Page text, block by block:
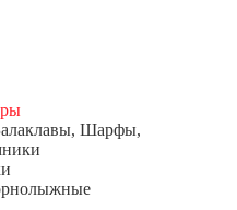
Шарфы,